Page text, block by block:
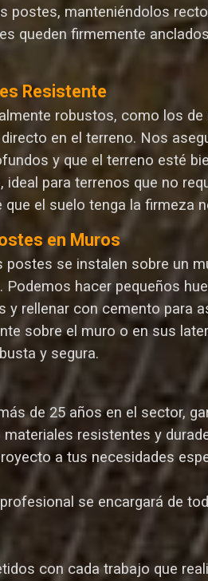
postes, manteniéndolos
queden firmemente
Resistente
robustos, como los
en el terreno. Nos
y que el terreno esté
ideal para terrenos que no
el suelo tenga la firmeza
en Muros
postes se instalen sobre un
Podemos hacer pequeños
y rellenar con cemento para
sobre el muro o en sus
y segura.
de 25 años en el sector,
resistentes y
a tus necesidades
se encargará de
con cada trabajo que